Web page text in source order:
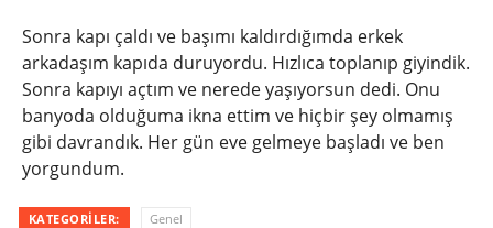
Sonra kapı çaldı ve başımı kaldırdığımda erkek
arkadaşım kapıda duruyordu. Hızlıca toplanıp giyindik.
Sonra kapıyı açtım ve nerede yaşıyorsun dedi. Onu
banyoda olduğuma ikna ettim ve hiçbir şey olmamış
gibi davrandık. Her gün eve gelmeye başladı ve ben
yorgundum.
KATEGORILER: Genel